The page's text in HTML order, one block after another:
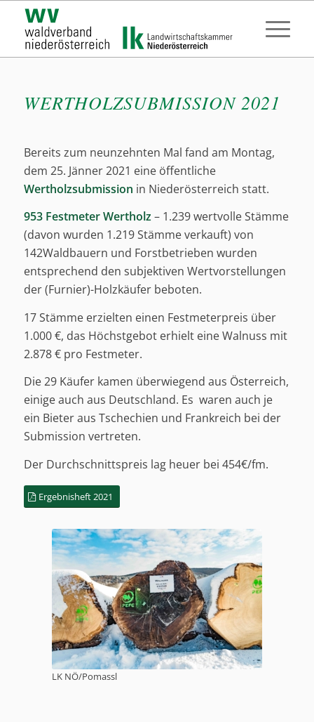
WERTHOLZSUBMISSION 2021
Bereits zum neunzehnten Mal fand am Montag,
dem 25. Jänner 2021 eine öffentliche
Wertholzsubmission in Niederösterreich statt.
953 Festmeter Wertholz– 1.239 wertvolle Stämme
(davon wurden 1.219 Stämme verkauft) von
142Waldbauern und Forstbetrieben wurden
entsprechend den subjektiven Wertvorstellungen
der (Furnier)-Holzkäufer beboten.
17 Stämme erzielten einen Festmeterpreis über
1.000 €, das Höchstgebot erhielt eine Walnuss mit
2.878 € pro Festmeter.
Die 29 Käufer kamen überwiegend aus Österreich,
einige auch aus Deutschland. Es waren auch je
ein Bieter aus Tschechien und Frankreich bei der
Submission vertreten.
Der Durchschnittspreis lag heuer bei 454€/fm.
Ergebnisheft 2021
LK NÖ/Pomassl